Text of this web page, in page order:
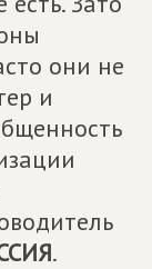
они не
и
.